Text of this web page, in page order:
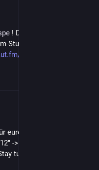
! Die Highlights heute :
Stundentakt die Folgen
radiohaspe
-> 20 Uhr "Long songs
tuned !